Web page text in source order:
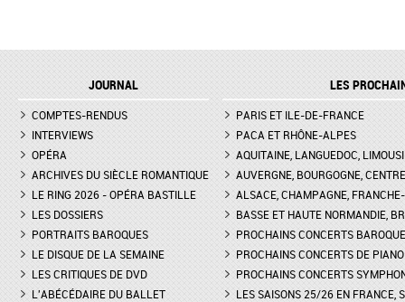
JOURNAL
COMPTES-RENDUS
INTERVIEWS
OPÉRA
ARCHIVES DU SIÈCLE ROMANTIQUE
LE RING 2026 - OPÉRA BASTILLE
LES DOSSIERS
PORTRAITS BAROQUES
LE DISQUE DE LA SEMAINE
LES CRITIQUES DE DVD
L'ABÉCÉDAIRE DU BALLET
LES
PARIS ET ILE-DE-FRANCE
PACA ET RHÔNE-ALPES
AQUITAINE, LANGUEDOC,
AUVERGNE, BOURGOGNE, CENTRE
ALSACE, CHAMPAGNE,
BASSE ET HAUTE NORMANDIE,
PROCHAINS CONCERTS
PROCHAINS CONCERTS DE PIANO
PROCHAINS CONCERTS
LES SAISONS 25/26 EN FRANCE,